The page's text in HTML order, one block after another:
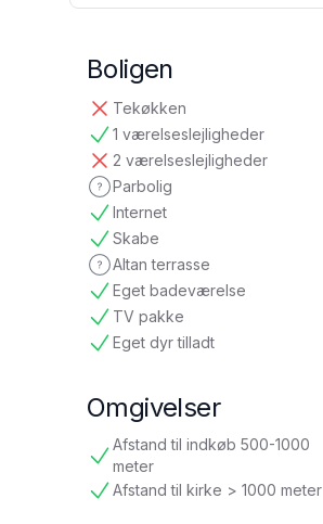
Boligen
Tekøkken
ikke tilgængelig
1 værelseslejligheder
tilgængelig
2 værelseslejligheder
ikke tilgængelig
Parbolig
ikke oplyst
Internet
tilgængelig
Skabe
tilgængelig
Altan terrasse
ikke oplyst
Eget badeværelse
tilgængelig
TV pakke
tilgængelig
Eget dyr tilladt
tilgængelig
Omgivelser
Afstand til indkøb 500-1000
meter
tilgængelig
Afstand til kirke > 1000 meter
tilgængelig